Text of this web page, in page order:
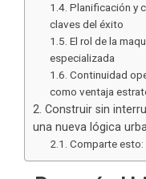
Planificación y
claves del éxito
El rol de la
especializada
Continuidad
como ventaja
Construir sin
una nueva lógica
Comparte esto: